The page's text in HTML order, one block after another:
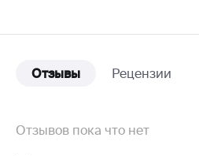
Отзывы Рецензии
Отзывов пока что нет